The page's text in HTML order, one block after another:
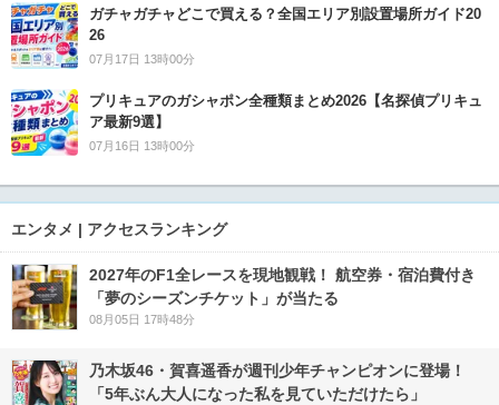
ガチャガチャどこで買える？全国エリア別設置場所ガイド20
26
07月17日 13時00分
プリキュアのガシャポン全種類まとめ2026【名探偵プリキュ
ア最新9選】
07月16日 13時00分
エンタメ | アクセスランキング
2027年のF1全レースを現地観戦！ 航空券・宿泊費付き
「夢のシーズンチケット」が当たる
08月05日 17時48分
乃木坂46・賀喜遥香が週刊少年チャンピオンに登場！
「5年ぶん大人になった私を見ていただけたら」